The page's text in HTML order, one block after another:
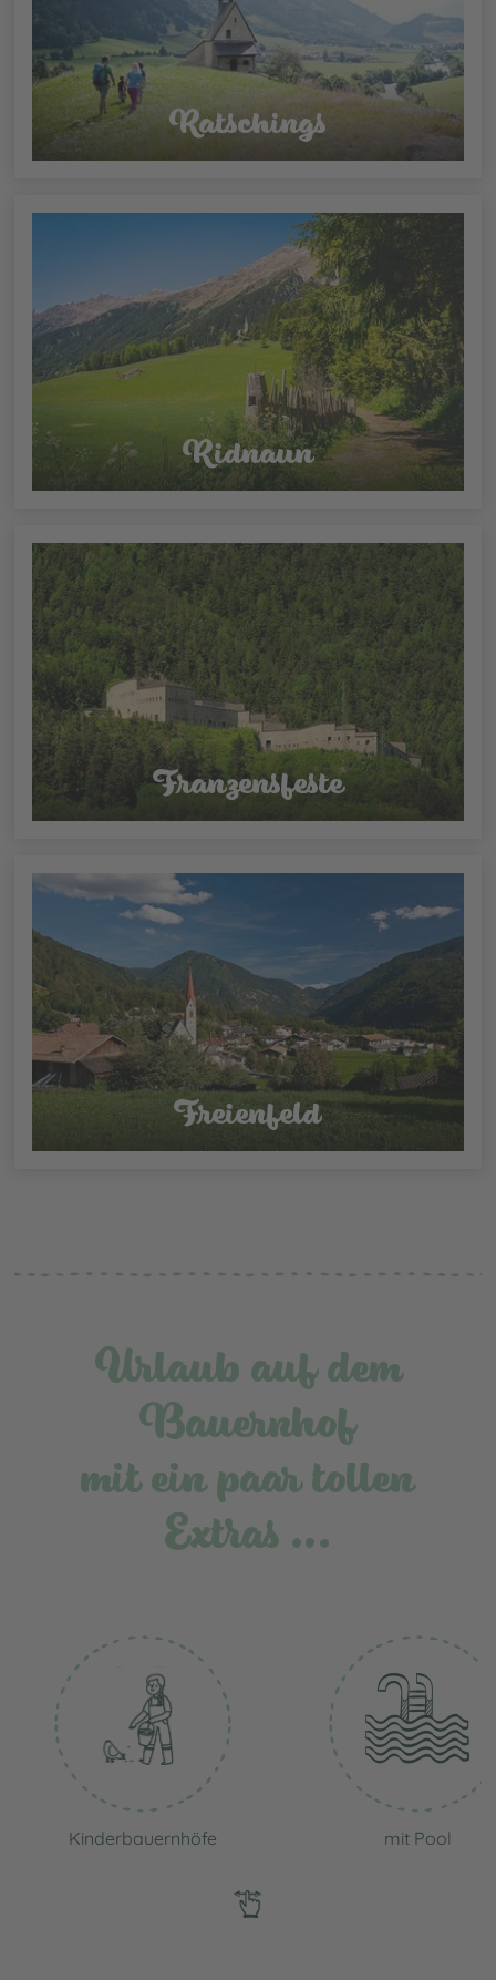
Ratschings
Ridnaun
Franzensfeste
Freienfeld
Urlaub auf dem
Bauernhof
mit ein paar tollen
Extras …
Kinderbauernhöfe mit Pool